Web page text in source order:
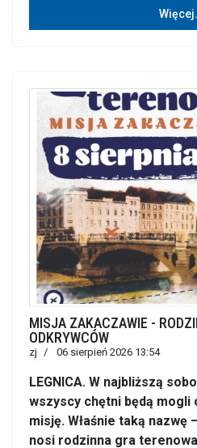
MISJA ZAKACZAWIE -
ODKRYWCÓW
zj 06 sierpień 2026 13:54
LEGNICA. W najbliższą
wszyscy chętni będą mogli
misję. Właśnie taką nazwę
nosi rodzinna gra